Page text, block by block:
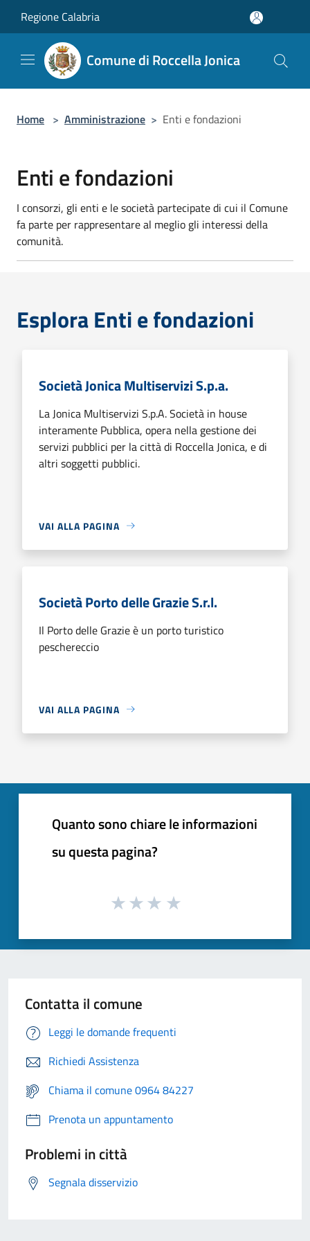
Regione Calabria
Comune di Roccella Jonica
Home > Amministrazione > Enti e fondazioni
Enti e fondazioni
I consorzi, gli enti e le società partecipate di cui il Comune
fa parte per rappresentare al meglio gli interessi della
comunità.
Esplora Enti e fondazioni
Società Jonica Multiservizi S.p.a.
La Jonica Multiservizi S.p.A. Società in house
interamente Pubblica, opera nella gestione dei
servizi pubblici per la città di Roccella Jonica, e di
altri soggetti pubblici.
VAI ALLA PAGINA
Società Porto delle Grazie S.r.l.
Il Porto delle Grazie è un porto turistico
peschereccio
VAI ALLA PAGINA
Quanto sono chiare le informazioni
su questa pagina?
Contatta il comune
Leggi le domande frequenti
Richiedi Assistenza
Chiama il comune 0964 84227
Prenota un appuntamento
Problemi in città
Segnala disservizio